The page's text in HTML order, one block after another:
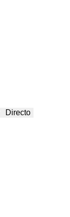
Directo